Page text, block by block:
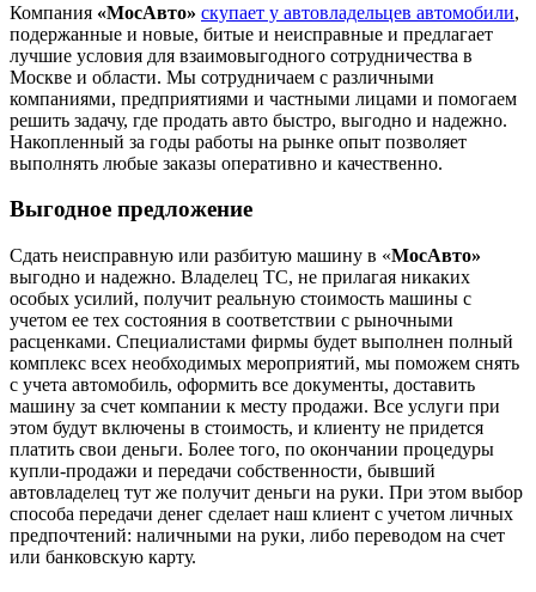
Компания «МосАвто» скупает у автовладельцев автомобили,
подержанные и новые, битые и неисправные и предлагает
лучшие условия для взаимовыгодного сотрудничества в
Москве и области. Мы сотрудничаем с различными
компаниями, предприятиями и частными лицами и помогаем
решить задачу, где продать авто быстро, выгодно и надежно.
Накопленный за годы работы на рынке опыт позволяет
выполнять любые заказы оперативно и качественно.
Выгодное предложение
Сдать неисправную или разбитую машину в «МосАвто»
выгодно и надежно. Владелец ТС, не прилагая никаких
особых усилий, получит реальную стоимость машины с
учетом ее тех состояния в соответствии с рыночными
расценками. Специалистами фирмы будет выполнен полный
комплекс всех необходимых мероприятий, мы поможем снять
с учета автомобиль, оформить все документы, доставить
машину за счет компании к месту продажи. Все услуги при
этом будут включены в стоимость, и клиенту не придется
платить свои деньги. Более того, по окончании процедуры
купли-продажи и передачи собственности, бывший
автовладелец тут же получит деньги на руки. При этом выбор
способа передачи денег сделает наш клиент с учетом личных
предпочтений: наличными на руки, либо переводом на счет
или банковскую карту.